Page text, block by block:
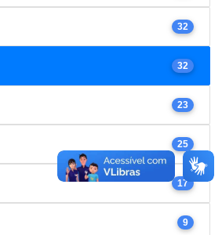
32
32
23
25
17
9